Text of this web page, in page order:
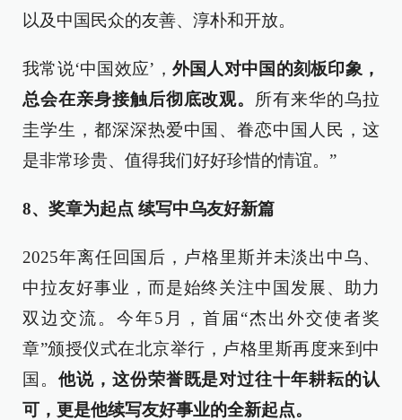
以及中国民众的友善、淳朴和开放。
我常说‘中国效应’， 外国人对中国的刻板印象，
总会在亲身接触后彻底改观。 所有来华的乌拉
圭学生，都深深热爱中国、眷恋中国人民，这
是非常珍贵、值得我们好好珍惜的情谊。”
8、奖章为起点 续写中乌友好新篇
2025年离任回国后，卢格里斯并未淡出中乌、
中拉友好事业，而是始终关注中国发展、助力
双边交流。今年5月，首届“杰出外交使者奖
章”颁授仪式在北京举行，卢格里斯再度来到中
国。 他说，这份荣誉既是对过往十年耕耘的认
可，更是他续写友好事业的全新起点。